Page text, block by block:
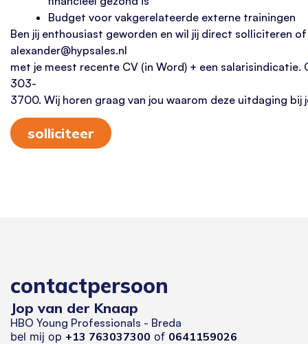
Budget voor vakgerelateerde externe trainingen
Ben jij enthousiast geworden en wil jij direct solliciteren
alexander@hypsales.nl
met je meest recente CV (in Word) + een salarisindicatie.
303-
3700. Wij horen graag van jou waarom deze uitdaging bij
solliciteer
contactpersoon
Jop van der Knaap
HBO Young Professionals - Breda
bel mij op +13 763037300 of 0641159026